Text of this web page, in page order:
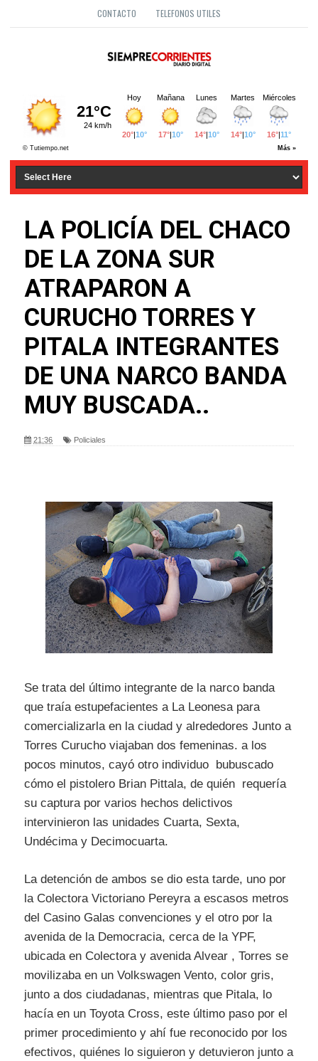
CONTACTO TELEFONOS UTILES
LA POLICÍA DEL CHACO
DE LA ZONA SUR
ATRAPARON A
CURUCHO TORRES Y
PITALA INTEGRANTES
DE UNA NARCO BANDA
MUY BUSCADA..
21:36 Policiales
Se trata del último integrante de la narco banda
que traía estupefacientes a La Leonesa para
comercializarla en la ciudad y alrededores Junto a
Torres Curucho viajaban dos femeninas. a los
pocos minutos, cayó otro individuo bubuscado
cómo el pistolero Brian Pittala, de quién requería
su captura por varios hechos delictivos
intervinieron las unidades Cuarta, Sexta,
Undécima y Decimocuarta.
La detención de ambos se dio esta tarde, uno por
la Colectora Victoriano Pereyra a escasos metros
del Casino Galas convenciones y el otro por la
avenida de la Democracia, cerca de la YPF,
ubicada en Colectora y avenida Alvear , Torres se
movilizaba en un Volkswagen Vento, color gris,
junto a dos ciudadanas, mientras que Pitala, lo
hacía en un Toyota Cross, este último paso por el
primer procedimiento y ahí fue reconocido por los
efectivos, quiénes lo siguieron y detuvieron junto a